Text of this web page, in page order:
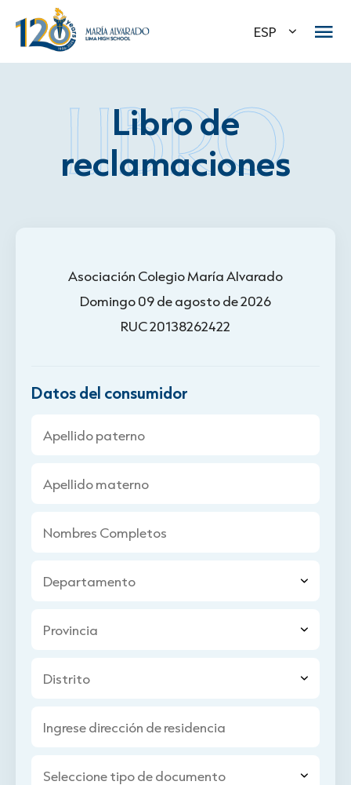
ESP
LIBRO
Libro de
reclamaciones
Asociación Colegio María Alvarado
Domingo 09 de agosto de 2026
RUC 20138262422
Datos del consumidor
Apellido paterno
Apellido materno
Nombres Completos
Departamento
Provincia
Distrito
Ingrese dirección de residencia
Seleccione tipo de documento